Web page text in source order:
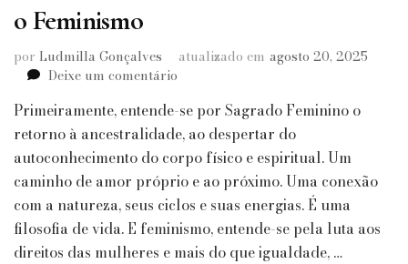
o Feminismo
por Ludmilla Gonçalves atualizado em agosto 20, 2025
Deixe um comentário
Feminino
e
Sua
Relação
com
o
Feminismo
Primeiramente, entende-se por Sagrado Feminino o
retorno à ancestralidade, ao despertar do
autoconhecimento do corpo físico e espiritual. Um
caminho de amor próprio e ao próximo. Uma conexão
com a natureza, seus ciclos e suas energias. É uma
filosofia de vida. E feminismo, entende-se pela luta aos
direitos das mulheres e mais do que igualdade, …